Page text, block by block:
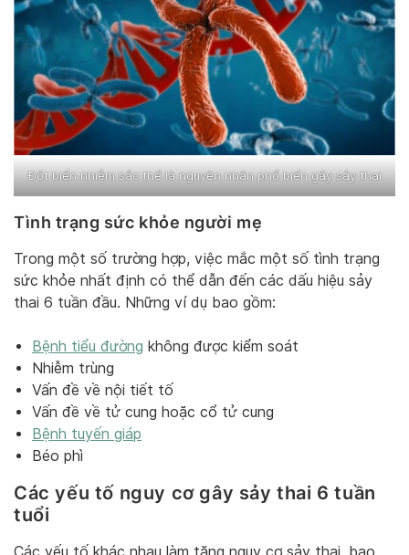
Đột biến nhiễm sắc thể là nguyên nhân phổ biến gây sảy thai
Tình trạng sức khỏe người mẹ
Trong một số trường hợp, việc mắc một số tình trạng
sức khỏe nhất định có thể dẫn đến các dấu hiệu sảy
thai 6 tuần đầu. Những ví dụ bao gồm:
Bệnh tiểu đường không được kiểm soát
Nhiễm trùng
Vấn đề về nội tiết tố
Vấn đề về tử cung hoặc cổ tử cung
Bệnh tuyến giáp
Béo phì
Các yếu tố nguy cơ gây sảy thai 6 tuần
tuổi